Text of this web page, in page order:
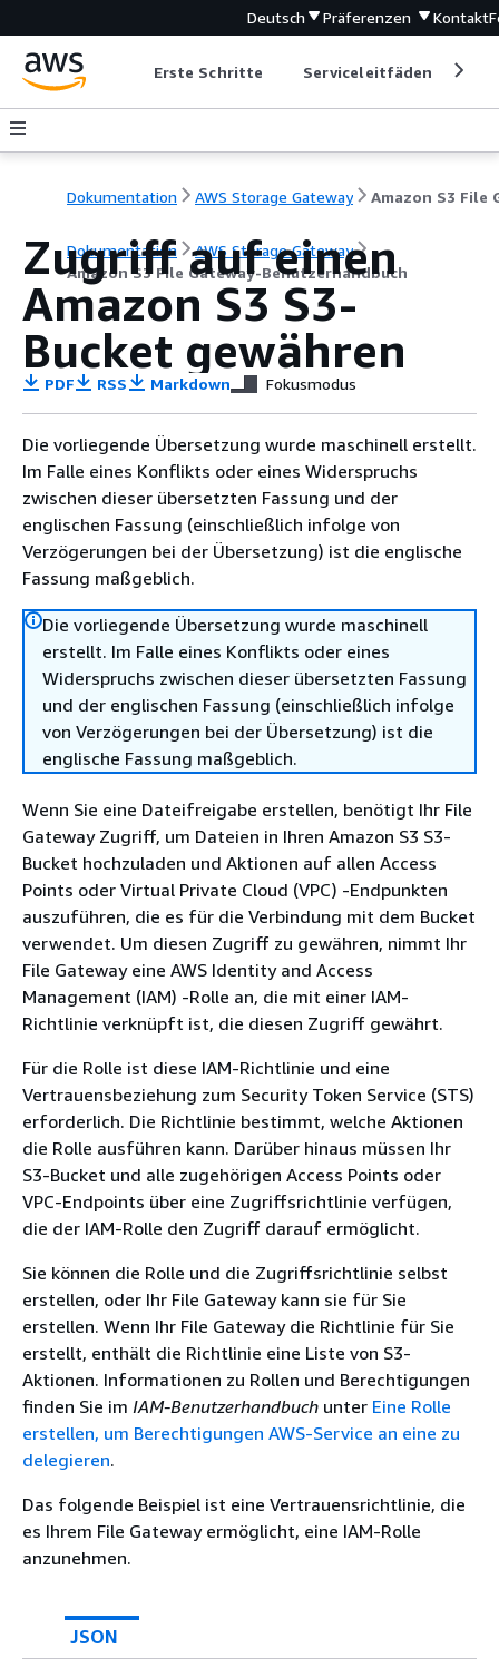
Deutsch Präferenzen Kontakt
Erste Schritte Serviceleitfäden
Dokumentation AWS Storage Gateway
Dokumentation
AWS Storage Gateway
Amazon S3 File Gateway-Benutzerhandbuch
Zugriff auf einen
Amazon S3 S3-
Bucket gewähren
PDF RSS Markdown Fokusmodus
Die vorliegende Übersetzung wurde maschinell erstellt.
Im Falle eines Konflikts oder eines Widerspruchs
zwischen dieser übersetzten Fassung und der
englischen Fassung (einschließlich infolge von
Verzögerungen bei der Übersetzung) ist die englische
Fassung maßgeblich.
Die vorliegende Übersetzung wurde maschinell
erstellt. Im Falle eines Konflikts oder eines
Widerspruchs zwischen dieser übersetzten Fassung
und der englischen Fassung (einschließlich infolge
von Verzögerungen bei der Übersetzung) ist die
englische Fassung maßgeblich.
Wenn Sie eine Dateifreigabe erstellen, benötigt Ihr File
Gateway Zugriff, um Dateien in Ihren Amazon S3 S3-
Bucket hochzuladen und Aktionen auf allen Access
Points oder Virtual Private Cloud (VPC) -Endpunkten
auszuführen, die es für die Verbindung mit dem Bucket
verwendet. Um diesen Zugriff zu gewähren, nimmt Ihr
File Gateway eine AWS Identity and Access
Management (IAM) -Rolle an, die mit einer IAM-
Richtlinie verknüpft ist, die diesen Zugriff gewährt.
Für die Rolle ist diese IAM-Richtlinie und eine
Vertrauensbeziehung zum Security Token Service (STS)
erforderlich. Die Richtlinie bestimmt, welche Aktionen
die Rolle ausführen kann. Darüber hinaus müssen Ihr
S3-Bucket und alle zugehörigen Access Points oder
VPC-Endpoints über eine Zugriffsrichtlinie verfügen,
die der IAM-Rolle den Zugriff darauf ermöglicht.
Sie können die Rolle und die Zugriffsrichtlinie selbst
erstellen, oder Ihr File Gateway kann sie für Sie
erstellen. Wenn Ihr File Gateway die Richtlinie für Sie
erstellt, enthält die Richtlinie eine Liste von S3-
Aktionen. Informationen zu Rollen und Berechtigungen
finden Sie im IAM-Benutzerhandbuch unter Eine Rolle
erstellen, um Berechtigungen AWS-Service an eine zu
delegieren.
Das folgende Beispiel ist eine Vertrauensrichtlinie, die
es Ihrem File Gateway ermöglicht, eine IAM-Rolle
anzunehmen.
JSON